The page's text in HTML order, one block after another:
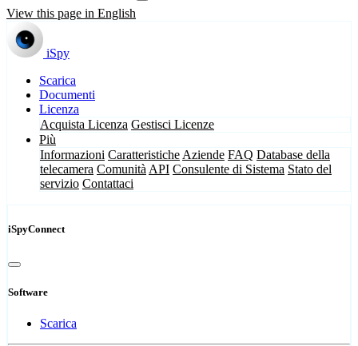
View this page in English
iSpy
Scarica
Documenti
Licenza
Acquista Licenza Gestisci Licenze
Più
Informazioni Caratteristiche Aziende FAQ Database della
telecamera Comunità API Consulente di Sistema Stato del
servizio Contattaci
iSpyConnect
Software
Scarica